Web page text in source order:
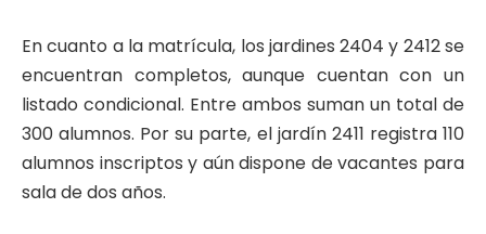
En cuanto a la matrícula, los jardines 2404 y 2412 se
encuentran completos, aunque cuentan con un
listado condicional. Entre ambos suman un total de
300 alumnos. Por su parte, el jardín 2411 registra 110
alumnos inscriptos y aún dispone de vacantes para
sala de dos años.